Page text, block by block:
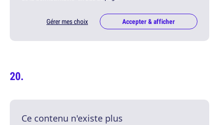
Gérer mes choix Accepter & afficher
Ce contenu n'existe plus